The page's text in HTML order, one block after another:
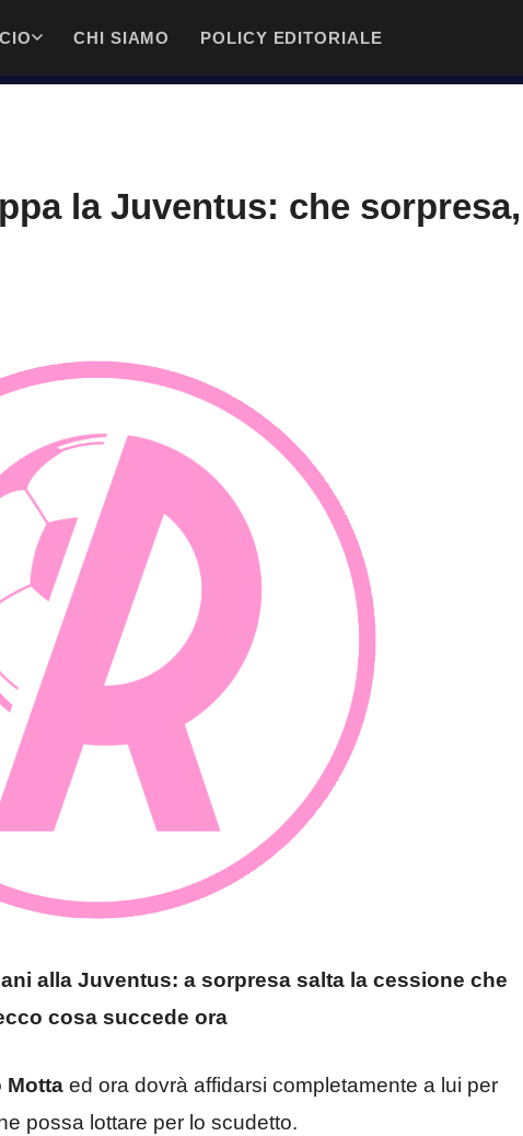
CHI SIAMO POLICY EDITORIALE
la Juventus: che sorpresa,
alla Juventus: a sorpresa salta la cessione che
cosa succede ora
Motta ed ora dovrà affidarsi completamente a lui per
possa lottare per lo scudetto.